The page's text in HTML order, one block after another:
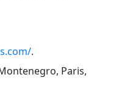
.
Paris,